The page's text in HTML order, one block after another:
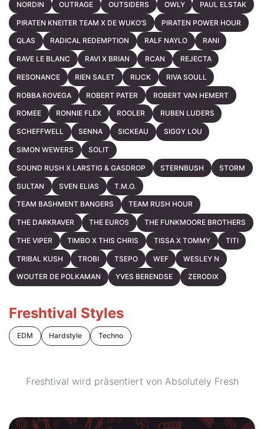
NORDIN OUTRAGE OUTSIDERS OWLY PAUL ELSTAK
PIRATEN KNEITER TEAM X DE WUKO’S PIRATEN POWER HOUR
QLAS RADICAL REDEMPTION RALF NAYLO RANI
RAVE LE BLANC RAVI X BRIAN RCAN REJECTA
RESONANCE RIEN SALET RIJCK RIVA SOULL
ROBBA ROVEGA ROBERT PATER ROBERT VAN HEMERT
ROMEE RONNIE FLEX ROOLER RUBEN LUDERS
SCHEFFWELL SENNA SICKEAU SIGGY LOU
SIMON WEWERS SOLIT
SOUND RUSH X LARSTIG & GASDROP STERNBUSH STORM
SULTAN SVEN ELIAS T.M.O.
TEAM BASHMENT BANGERS TEAM RUSH HOUR
THE DARKRAVER THE EUROS THE FUNKMOORE BROTHERS
THE VIPER TIMBO X THIS CHRIS TISSA X TOMMY TITI
TRIBAL KUSH TROBI TSEPO WEF WESLEY N
WOUTER DE POLKAMAN YVES BERENDSE ZERODIX
Freshtival Styles
EDM Hardstyle Techno
Freshtival wird präsentiert von Absolutely Fresh